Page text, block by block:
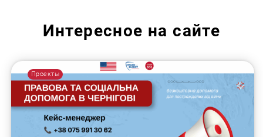
Интересное на сайте
Проекты